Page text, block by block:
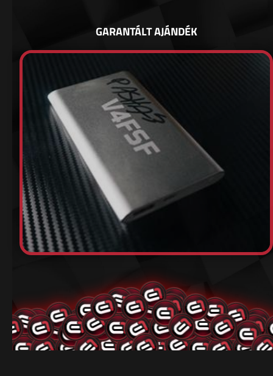
GARANTÁLT AJÁNDÉK